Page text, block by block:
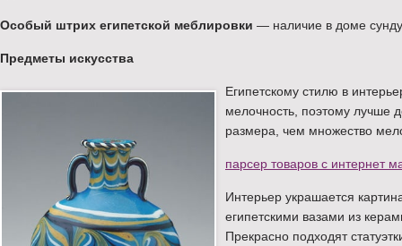
Особый штрих египетской меблировки — наличие в доме
Предметы искусства
Египетскому стилю в
мелочность, поэтому лучше
размера, чем множество
парсер товаров с интернет
Интерьер украшается
египетскими вазами из
Прекрасно подходят